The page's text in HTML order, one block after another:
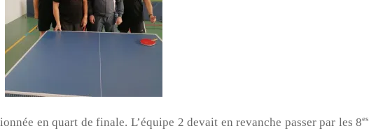
en quart de finale. L’équipe 2 devait en revanche passer par les 8es